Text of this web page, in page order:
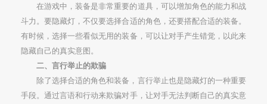
在游戏中，装备是非常重要的道具，可以增加角色的能力和战
斗力。要隐藏灯，不仅要选择合适的角色，还要搭配合适的装备。
有时候，选择一些看似无用的装备，可以让对手产生错觉，以此来
隐藏自己的真实意图。
二、言行举止的欺骗
除了选择合适的角色和装备，言行举止也是隐藏灯的一种重要
手段。通过言语和行动来欺骗对手，让对手无法判断自己的真实意